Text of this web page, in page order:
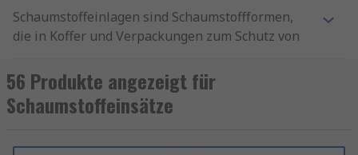
Schaumstoffeinlagen sind Schaumstoffformen,
die in Koffer und Verpackungen zum Schutz von
Lagerung gelegt werden. Sie können auch die
Gesamtqualität der Produktdarstellung
verbessern. Die Einlagen können für kleine
Gegenstände verwendet werden, wie z. B.
56 Produkte angezeigt für
Schaumstoffeinsätze